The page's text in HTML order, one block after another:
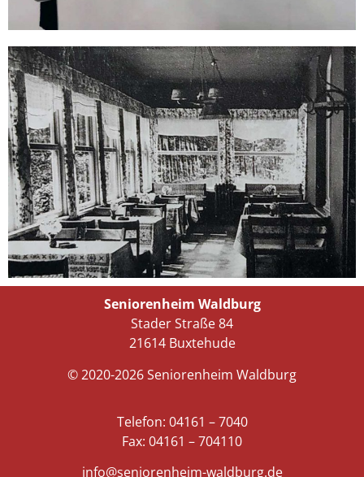
Seniorenheim Waldburg
Stader Straße 84
21614 Buxtehude
© 2020-2026 Seniorenheim Waldburg
Telefon: 04161 – 7040
Fax: 04161 – 704110
info@seniorenheim-waldburg.de